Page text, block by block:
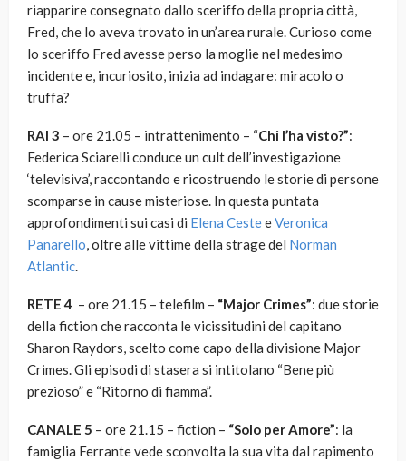
riapparire consegnato dallo sceriffo della propria città,
Fred, che lo aveva trovato in un’area rurale. Curioso come
lo sceriffo Fred avesse perso la moglie nel medesimo
incidente e, incuriosito, inizia ad indagare: miracolo o
truffa?
RAI 3 – ore 21.05 – intrattenimento – “Chi l’ha visto?”:
Federica Sciarelli conduce un cult dell’investigazione
‘televisiva’, raccontando e ricostruendo le storie di persone
scomparse in cause misteriose. In questa puntata
approfondimenti sui casi di Elena CesteeVeronica
Panarello, oltre alle vittime della strage del Norman
Atlantic.
RETE 4 – ore 21.15 – telefilm – “Major Crimes”: due storie
della fiction che racconta le vicissitudini del capitano
Sharon Raydors, scelto come capo della divisione Major
Crimes. Gli episodi di stasera si intitolano “Bene più
prezioso” e “Ritorno di fiamma”.
CANALE 5 – ore 21.15 – fiction – “Solo per Amore”: la
famiglia Ferrante vede sconvolta la sua vita dal rapimento